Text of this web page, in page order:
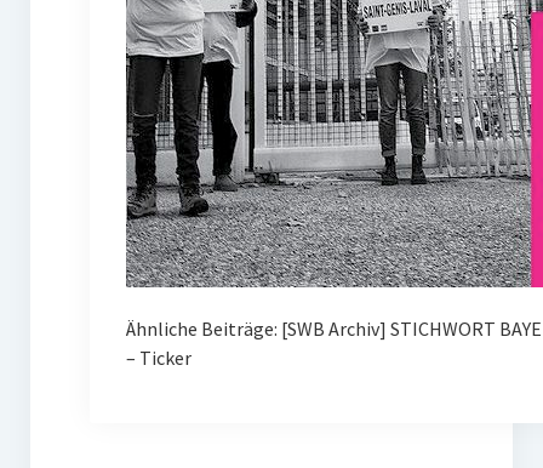
Ähnliche Beiträge: [SWB Archiv] STICHWORT
– Ticker